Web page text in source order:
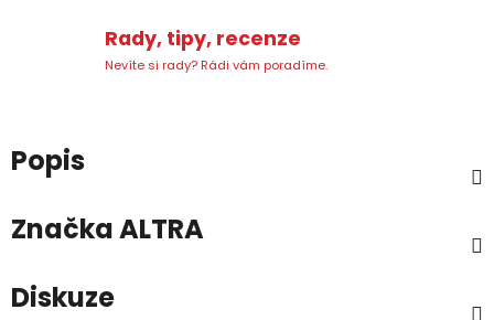
Rady, tipy, recenze
Nevíte si rady? Rádi vám poradíme.
Popis
ZnačkaALTRA
Diskuze